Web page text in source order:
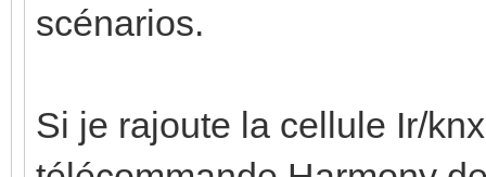
scénarios.
Si je rajoute la cellule Ir/